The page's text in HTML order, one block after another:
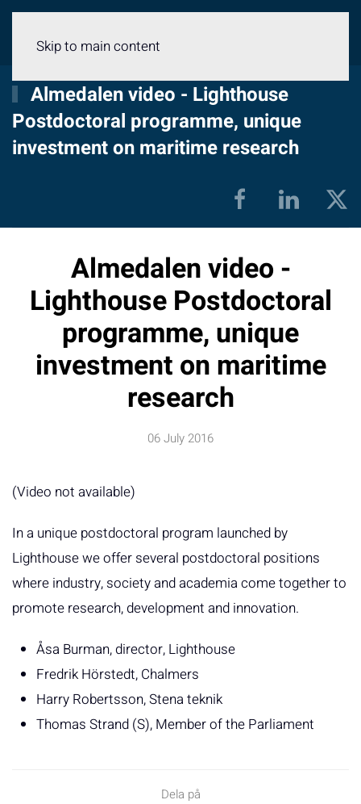
Skip to main content
Almedalen video - Lighthouse
Postdoctoral programme, unique
investment on maritime research
Almedalen video -
Lighthouse Postdoctoral
programme, unique
investment on maritime
research
06 July 2016
(Video not available)
In a unique postdoctoral program launched by
Lighthouse we offer several postdoctoral positions
where industry, society and academia come together to
promote research, development and innovation.
Åsa Burman, director, Lighthouse
Fredrik Hörstedt, Chalmers
Harry Robertsson, Stena teknik
Thomas Strand (S), Member of the Parliament
Dela på